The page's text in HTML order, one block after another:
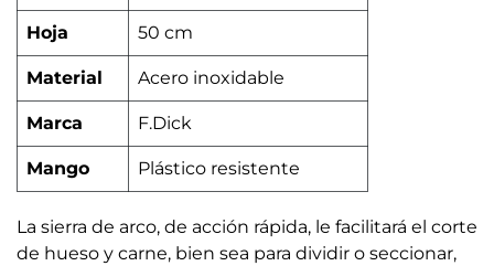
Hoja 50 cm
Material Acero inoxidable
Marca F.Dick
Mango Plástico resistente
La sierra de arco, de acción rápida, le facilitará el corte
de hueso y carne, bien sea para dividir o seccionar,